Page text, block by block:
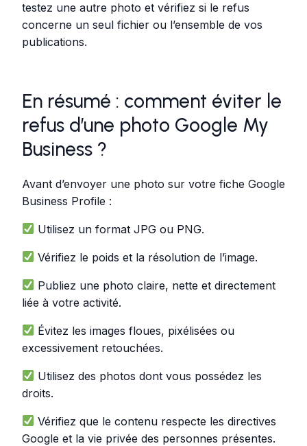
testez une autre photo et vérifiez si le refus
concerne un seul fichier ou l’ensemble de vos
publications.
En résumé : comment éviter le
refus d’une photo Google My
Business ?
Avant d’envoyer une photo sur votre fiche Google
Business Profile :
Utilisez un format JPG ou PNG.
Vérifiez le poids et la résolution de l’image.
Publiez une photo claire, nette et directement
liée à votre activité.
Évitez les images floues, pixélisées ou
excessivement retouchées.
Utilisez des photos dont vous possédez les
droits.
Vérifiez que le contenu respecte les directives
Google et la vie privée des personnes présentes.